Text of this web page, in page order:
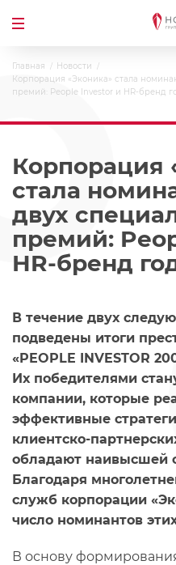
Главная
Новости
Корпорация «Эконика» стала
премий: People Investor и HR-бренд
Корпорация
стала
двух
премий:
HR-бренд
В течение двух
подведены итоги
«PEOPLE INVESTOR
Их победителями
компании, которые
эффективные
клиентско-
обладают наивысшей
Благодаря
служб корпорации
число номинантов
В основу